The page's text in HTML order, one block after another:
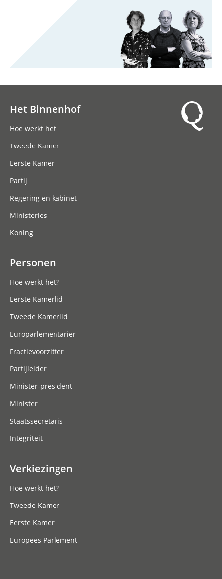
Het Binnenhof
Hoe werkt het
Tweede Kamer
Eerste Kamer
Partij
Regering en kabinet
Ministeries
Koning
Personen
Hoe werkt het?
Eerste Kamerlid
Tweede Kamerlid
Europarlementariër
Fractievoorzitter
Partijleider
Minister-president
Minister
Staatssecretaris
Integriteit
Verkiezingen
Hoe werkt het?
Tweede Kamer
Eerste Kamer
Europees Parlement